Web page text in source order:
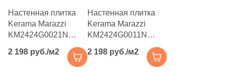
Grespania (231)
Gresse (42)
Hafez (15)
Настенная плитка
Kerama Marazzi
KM2424G0021N
Касабланка 24x24
серая матовая под
2 198 руб./м2
Настенная плитка
Kerama Marazzi
KM2424G0011N
Касабланка 24x24
серая светлая
матовая под камень
2 198 руб./м2